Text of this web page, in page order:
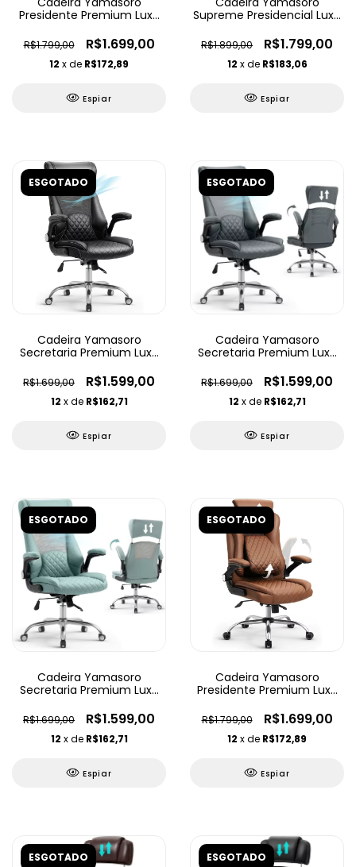
Presidente Premium Luxo
R$1.799,00 R$1.699,00
12 x de R$172,89
Espiar
Supreme Presidencial Luxo
R$1.899,00 R$1.799,00
12 x de R$183,06
Espiar
ESGOTADO
Cadeira Yamasoro
Secretaria Premium Luxo
R$1.699,00 R$1.599,00
12 x de R$162,71
Espiar
ESGOTADO
Cadeira Yamasoro
Secretaria Premium Luxo
R$1.699,00 R$1.599,00
12 x de R$162,71
Espiar
ESGOTADO
Cadeira Yamasoro
Secretaria Premium Luxo
R$1.699,00 R$1.599,00
12 x de R$162,71
Espiar
ESGOTADO
Cadeira Yamasoro
Presidente Premium Luxo
R$1.799,00 R$1.699,00
12 x de R$172,89
Espiar
ESGOTADO ESGOTADO